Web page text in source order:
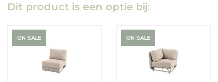
Dit product is een optie bij:
ON SALE ON SALE